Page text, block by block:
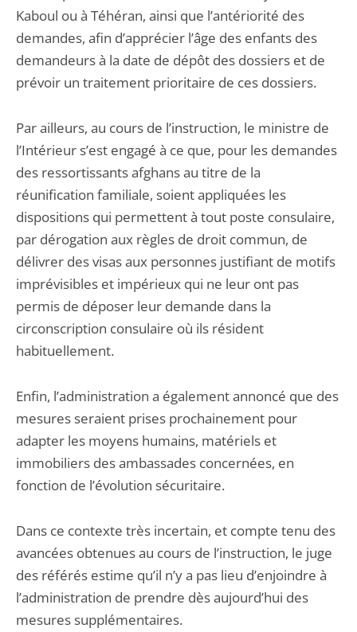
Kaboul ou à Téhéran, ainsi que l’antériorité des
demandes, afin d’apprécier l’âge des enfants des
demandeurs à la date de dépôt des dossiers et de
prévoir un traitement prioritaire de ces dossiers.
Par ailleurs, au cours de l’instruction, le ministre de
l’Intérieur s’est engagé à ce que, pour les demandes
des ressortissants afghans au titre de la
réunification familiale, soient appliquées les
dispositions qui permettent à tout poste consulaire,
par dérogation aux règles de droit commun, de
délivrer des visas aux personnes justifiant de motifs
imprévisibles et impérieux qui ne leur ont pas
permis de déposer leur demande dans la
circonscription consulaire où ils résident
habituellement.
Enfin, l’administration a également annoncé que des
mesures seraient prises prochainement pour
adapter les moyens humains, matériels et
immobiliers des ambassades concernées, en
fonction de l’évolution sécuritaire.
Dans ce contexte très incertain, et compte tenu des
avancées obtenues au cours de l’instruction, le juge
des référés estime qu’il n’y a pas lieu d’enjoindre à
l’administration de prendre dès aujourd’hui des
mesures supplémentaires.